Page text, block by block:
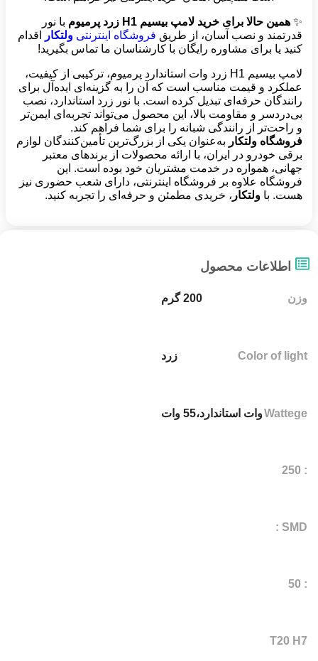
✨ همین حالا برای خرید لامپ بیسیم زرد پرمیوم با نور
قدرتمند و نصب آسان، از طریق فروشگاه اینترنتی ولتکار
اقدام
کنید یا برای مشاوره رایگان با کارشناسان ما تماس بگیرید!
لامپ بیسیم H1 زرد وات استاندارد پرمیوم، ترکیبی از کیفیت،
عملکرد و قیمت مناسب است که آن را به گزینه‌ای ایده‌آل برای
رانندگان حرفه‌ای تبدیل کرده است. با نور زرد استاندارد، نصب
بی‌دردسر و مقاومت بالا، این محصول می‌تواند تجربه‌ای ایمن‌تر
و راحت‌تر از رانندگی شبانه را برای شما فراهم کند.
فروشگاه ولتکار به‌عنوان یکی از بزرگ‌ترین تأمین‌کنندگان لوازم
برقی خودرو در ایران، با ارائه محصولات از برندهای معتبر
جهانی، همواره در خدمت مشتریان خود بوده است. این
فروشگاه علاوه بر فروشگاه اینترنتی، دارای شعب حضوری نیز
هست. با ولتکار ، خریدی مطمئن و حرفه‌ای را تجربه کنید.
اطلاعات محصول
وزن 200 گرم
Color of light زرد
Wattegeوات استاندارد،55 وات
: 250
SMD :
: 50
T20 H7